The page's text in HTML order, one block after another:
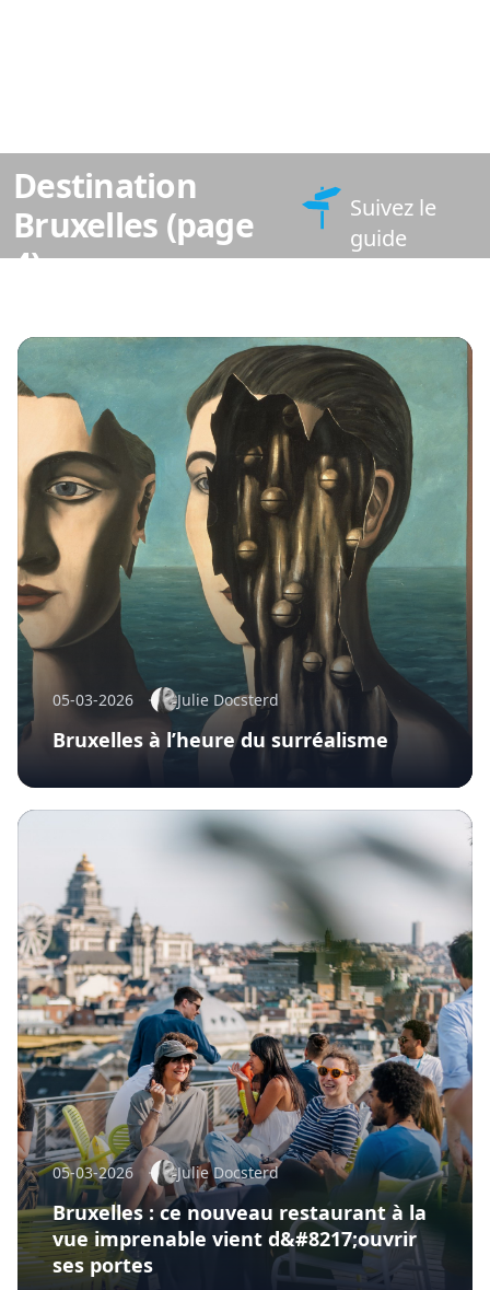
Destination
Bruxelles (page
4)
Suivez le
guide
05-03-2026 Julie Docsterd
Bruxelles à l’heure du surréalisme
05-03-2026 Julie Docsterd
Bruxelles : ce nouveau restaurant à la
vue imprenable vient d&#8217;ouvrir
ses portes